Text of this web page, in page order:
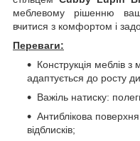
меблевому рішенню
вчитися з комфортом і
Переваги:
Конструкція меблів
адаптується до росту
Важіль натиску:
Антиблікова
відблисків;